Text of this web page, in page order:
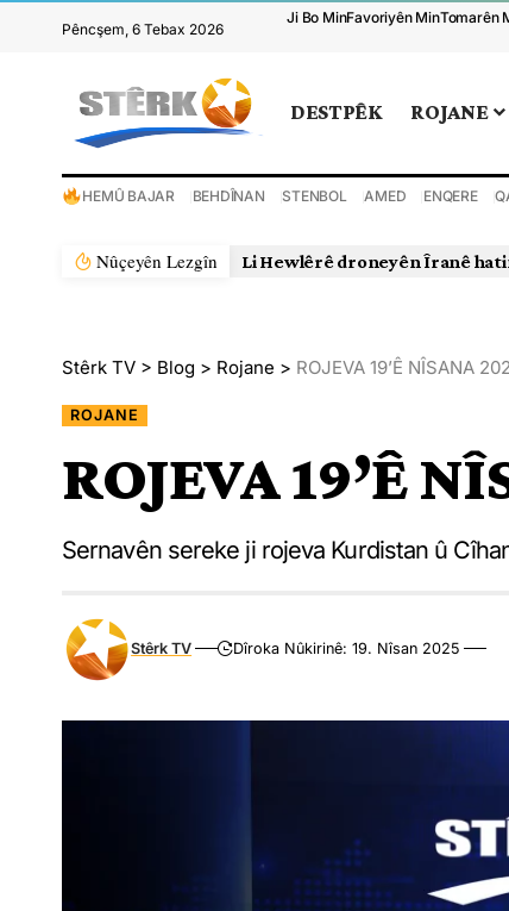
Pêncşem, 6 Tebax 2026
Ji Bo MinFavoriyên MinTomarên
DESTPÊK ROJANE
HEMÛ BAJAR BEHDÎNAN STENBOL AMED ENQERE
Nûçeyên Lezgîn Li Hewlêrê droneyên Îranê
Stêrk TV > Blog > Rojane > ROJEVA 19’Ê NÎSANA
ROJANE
ROJEVA 19’Ê
Sernavên sereke ji rojeva Kurdistan û
Stêrk TV Dîroka Nûkirinê: 19. Nîsan 2025